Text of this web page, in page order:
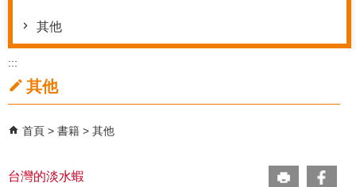
其他
:::
其他
首頁 書籍 其他
台灣的淡水蝦